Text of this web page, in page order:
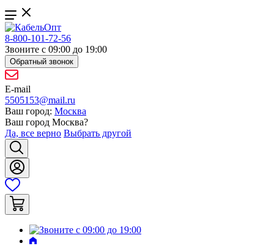
8-800-101-72-56
Звоните с 09:00 до 19:00
Обратный звонок
E-mail
5505153@mail.ru
Ваш город: Москва
Ваш город Москва?
Да, все верно Выбрать другой